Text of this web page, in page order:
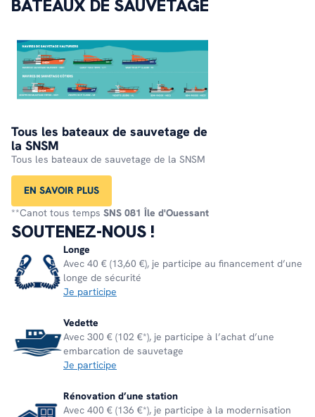
BATEAUX DE SAUVETAGE
Tous les bateaux de sauvetage de
la SNSM
Tous les bateaux de sauvetage de la SNSM
EN SAVOIR PLUS
**Canot tous temps SNS 081 Île d'Ouessant
SOUTENEZ-NOUS !
Longe
Avec 40 € (13,60 €), je participe au financement d’une
longe de sécurité
Je participe
Vedette
Avec 300 € (102 €*), je participe à l’achat d’une
embarcation de sauvetage
Je participe
Rénovation d’une station
Avec 400 € (136 €*), je participe à la modernisation